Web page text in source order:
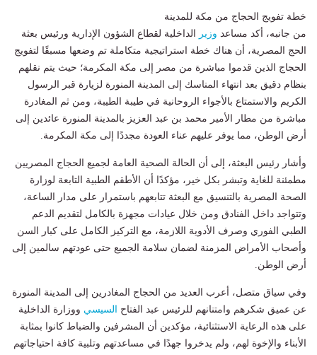
خطة تفويج الحجاج من مكة للمدينة
من جانبه، أكد مساعد وزير الداخلية لقطاع الشؤون الإدارية ورئيس بعثة
الحج المصرية، أن هناك خطة استراتيجية متكاملة تم وضعها مسبقًا لتفويج
الحجاج الذين قدموا مباشرة من مصر إلى مكة المكرمة؛ حيث يتم نقلهم
بنظام دقيق بعد انتهاء المناسك إلى المدينة المنورة لزيارة قبر الرسول
الكريم والاستمتاع بالأجواء الروحانية في طيبة الطيبة، ومن ثم المغادرة
مباشرة من مطار الأمير محمد بن عبد العزيز بالمدينة المنورة عائدين إلى
أرض الوطن، مما يوفر عليهم عناء العودة مجددًا إلى مكة المكرمة.
وأشار رئيس البعثة، إلى أن الحالة الصحية العامة لجميع الحجاج المصريين
مطمئنة للغاية وتبشر بكل خير، مؤكدًا أن الأطقم الطبية التابعة لوزارة
الصحة المصرية بالتنسيق مع البعثة تتابعهم باستمرار على مدار الساعة،
وتتواجد داخل الفنادق ومن خلال عيادات مجهزة بالكامل لتقديم الدعم
الطبي الفوري وصرف الأدوية اللازمة، مع التركيز الكامل على كبار السن
وأصحاب الأمراض المزمنة لضمان سلامة الجميع حتى عودتهم سالمين إلى
أرض الوطن.
وفي سياق متصل، أعرب العديد من الحجاج المغادرين إلى المدينة المنورة
عن عميق شكرهم وامتنانهم للرئيس عبد الفتاح السيسي ووزارة الداخلية
على هذه الرعاية الاستثنائية، مؤكدين أن المشرفين والضباط كانوا بمثابة
الأبناء والإخوة لهم، ولم يدخروا جهدًا في مساعدتهم وتلبية كافة احتياجاتهم